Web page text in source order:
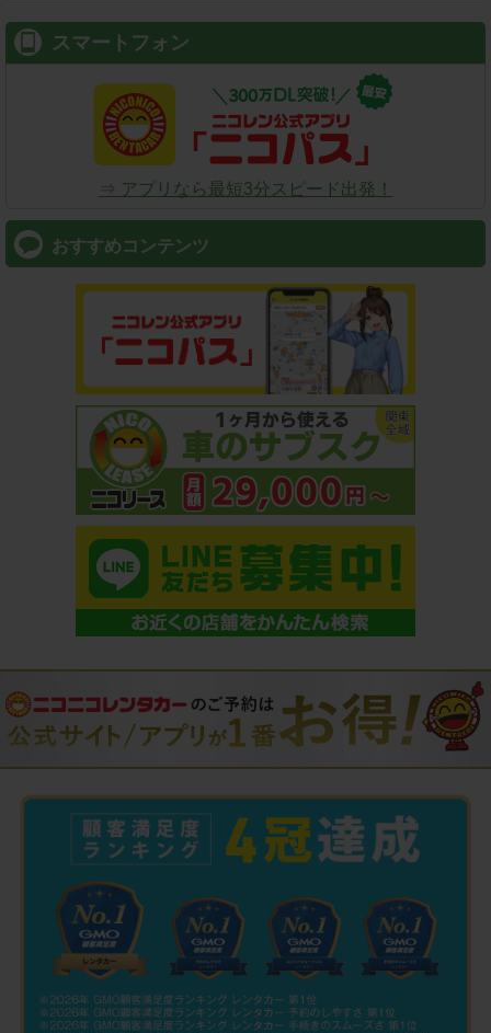
スマートフォン
⇒ アプリなら最短3分スピード出発！
おすすめコンテンツ